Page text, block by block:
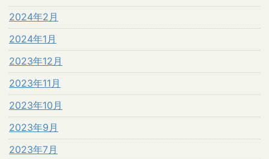
2024年2月
2024年1月
2023年12月
2023年11月
2023年10月
2023年9月
2023年7月